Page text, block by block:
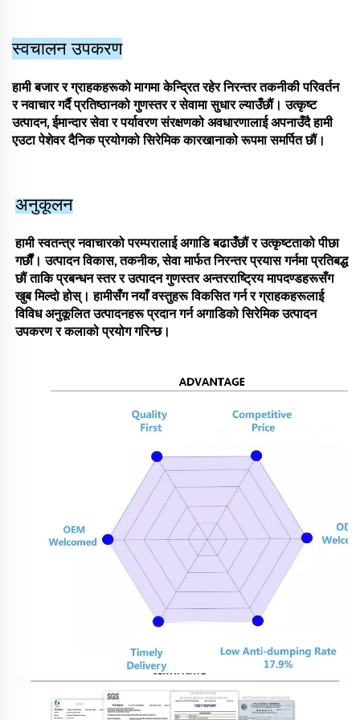
स्वचालन उपकरण
हामी बजार र ग्राहकहरूको मागमा केन्द्रित रहेर निरन्तर तकनीकी परिवर्तन
र नवाचार गर्दै प्रतिष्ठानको गुणस्तर र सेवामा सुधार ल्याउँछौं। उत्कृष्ट
उत्पादन, ईमान्दार सेवा र पर्यावरण संरक्षणको अवधारणालाई अपनाउँदै हामी
एउटा पेशेवर दैनिक प्रयोगको सिरेमिक कारखानाको रूपमा समर्पित छौं।
अनुकूलन
हामी स्वतन्त्र नवाचारको परम्परालाई अगाडि बढाउँछौं र उत्कृष्टताको पीछा
गर्छौं। उत्पादन विकास, तकनीक, सेवा मार्फत निरन्तर प्रयास गर्नमा प्रतिबद्ध
छौं ताकि प्रबन्धन स्तर र उत्पादन गुणस्तर अन्तरराष्ट्रिय मापदण्डहरूसँग
खुब मिल्दो होस्। हामीसँग नयाँ वस्तुहरू विकसित गर्न र ग्राहकहरूलाई
विविध अनुकूलित उत्पादनहरू प्रदान गर्न अगाडिको सिरेमिक उत्पादन
उपकरण र कलाको प्रयोग गरिन्छ।